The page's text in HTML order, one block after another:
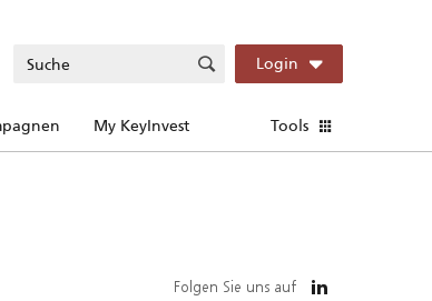
Login
My KeyInvest Tools
Folgen Sie uns auf